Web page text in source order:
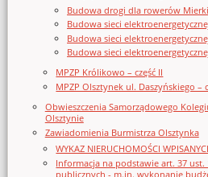
Budowa drogi dla rowerów
Budowa sieci
Budowa sieci
Budowa sieci
MPZP Królikowo – część II
MPZP Olsztynek ul. Daszyńskiego –
Obwieszczenia Samorządowego
Olsztynie
Zawiadomienia Burmistrza Olsztynka
WYKAZ NIERUCHOMOŚCI
Informacja na podstawie art. 37
publicznych - m.in. wykonanie